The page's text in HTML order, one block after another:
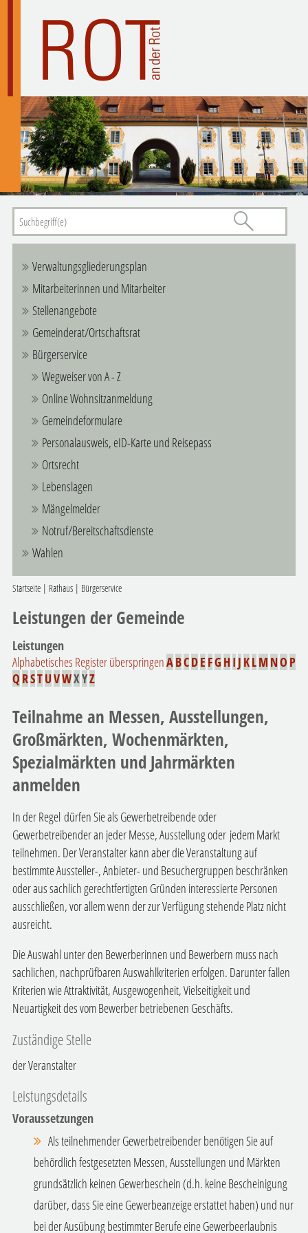
Verwaltungsgliederungsplan
Mitarbeiterinnen und Mitarbeiter
Stellenangebote
Gemeinderat/Ortschaftsrat
Bürgerservice
Wegweiser von A - Z
Online Wohnsitzanmeldung
Gemeindeformulare
Personalausweis, eID-Karte und Reisepass
Ortsrecht
Lebenslagen
Mängelmelder
Notruf/Bereitschaftsdienste
Wahlen
Startseite| Rathaus| Bürgerservice
Leistungen der Gemeinde
Leistungen
Alphabetisches Register überspringenABCDE FG H I J KLM NO P
Q RSTUVWXYZ
Teilnahme an Messen, Ausstellungen,
Großmärkten, Wochenmärkten,
Spezialmärkten und Jahrmärkten
anmelden
In der Regel dürfen Sie als Gewerbetreibende oder
Gewerbetreibender an jeder Messe, Ausstellung oder jedem Markt
teilnehmen. Der Veranstalter kann aber die Veranstaltung auf
bestimmte Aussteller-, Anbieter- und Besuchergruppen beschränken
oder aus sachlich gerechtfertigten Gründen interessierte Personen
ausschließen, vor allem wenn der zur Verfügung stehende Platz nicht
ausreicht.
Die Auswahl unter den Bewerberinnen und Bewerbern muss nach
sachlichen, nachprüfbaren Auswahlkriterien erfolgen. Darunter fallen
Kriterien wie Attraktivität, Ausgewogenheit, Vielseitigkeit und
Neuartigkeit des vom Bewerber betriebenen Geschäfts.
Zuständige Stelle
der Veranstalter
Leistungsdetails
Voraussetzungen
Als teilnehmender Gewerbetreibender benötigen Sie auf
behördlich festgesetzten Messen, Ausstellungen und Märkten
grundsätzlich keinen Gewerbeschein (d.h. keine Bescheinigung
darüber, dass Sie eine Gewerbeanzeige erstattet haben) und nur
bei der Ausübung bestimmter Berufe eine Gewerbeerlaubnis